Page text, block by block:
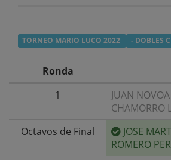
TORNEO MARIO LUCO 2022 - DOBLES C
Ronda
1
JUAN
CHAMORRO
Octavos de Final JOSE
ROMERO